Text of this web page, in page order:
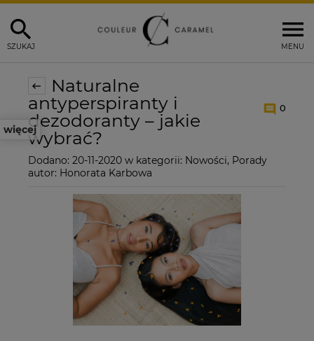
MENU
SZUKAJ
więcej
Naturalne
antyperspiranty i
dezodoranty – jakie
wybrać?
0
Dodano: 20-11-2020 w kategorii: Nowości, Porady
autor: Honorata Karbowa